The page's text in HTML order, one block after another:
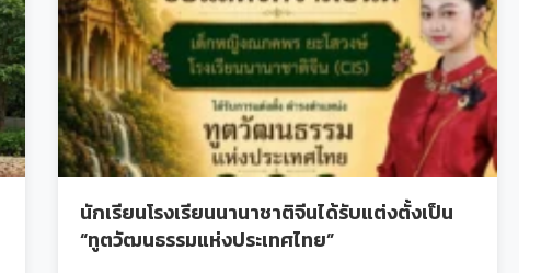
นักเรียนโรงเรียนนานาชาติจีนได้รับแต่งตั้งเป็น
“ทูตวัฒนธรรมแห่งประเทศไทย”